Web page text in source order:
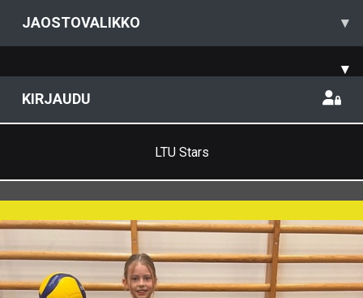
JAOSTOVALIKKO ▾
▾
KIRJAUDU
LTU Stars